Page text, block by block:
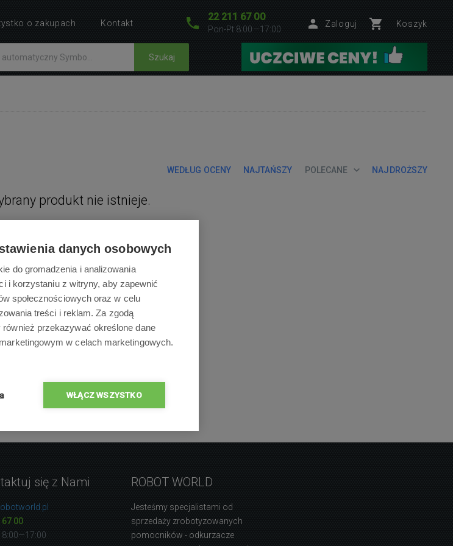
22 211 67 00
Pon-Pt 8:00—17:00
Zaloguj Koszyk
Szukaj
WEDŁUG OCENY NAJTAŃSZY POLECANE NAJDROŻSZY
produkt nie istnieje.
o zakupach Kontakt
się z Nami
67 00
8:00—17:00
ROBOT WORLD
Jesteśmy specjalistami od
sprzedaży zrobotyzowanych
pomocników - odkurzacze
danych osobowych
do gromadzenia i analizowania
i korzystaniu z witryny, aby zapewnić
społecznościowych oraz w celu
treści i reklam. Za zgodą
przekazywać określone dane
w celach marketingowych.
WŁĄCZ WSZYSTKO